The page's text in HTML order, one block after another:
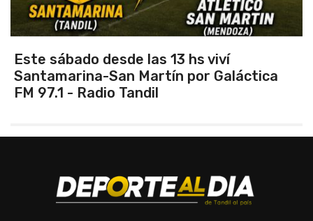
Vuelve el torneo oficial de hockey